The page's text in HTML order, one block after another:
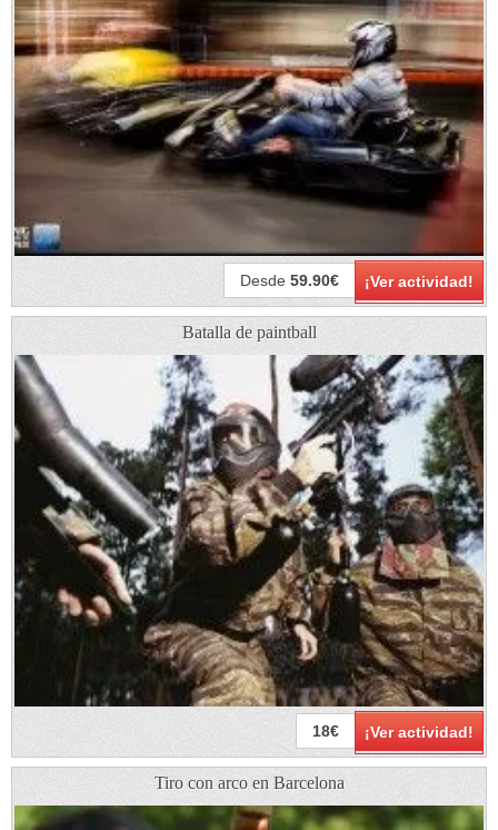
¡Ver actividad!
Desde 59.90€
Batalla de paintball
¡Ver actividad!
18€
Tiro con arco en Barcelona